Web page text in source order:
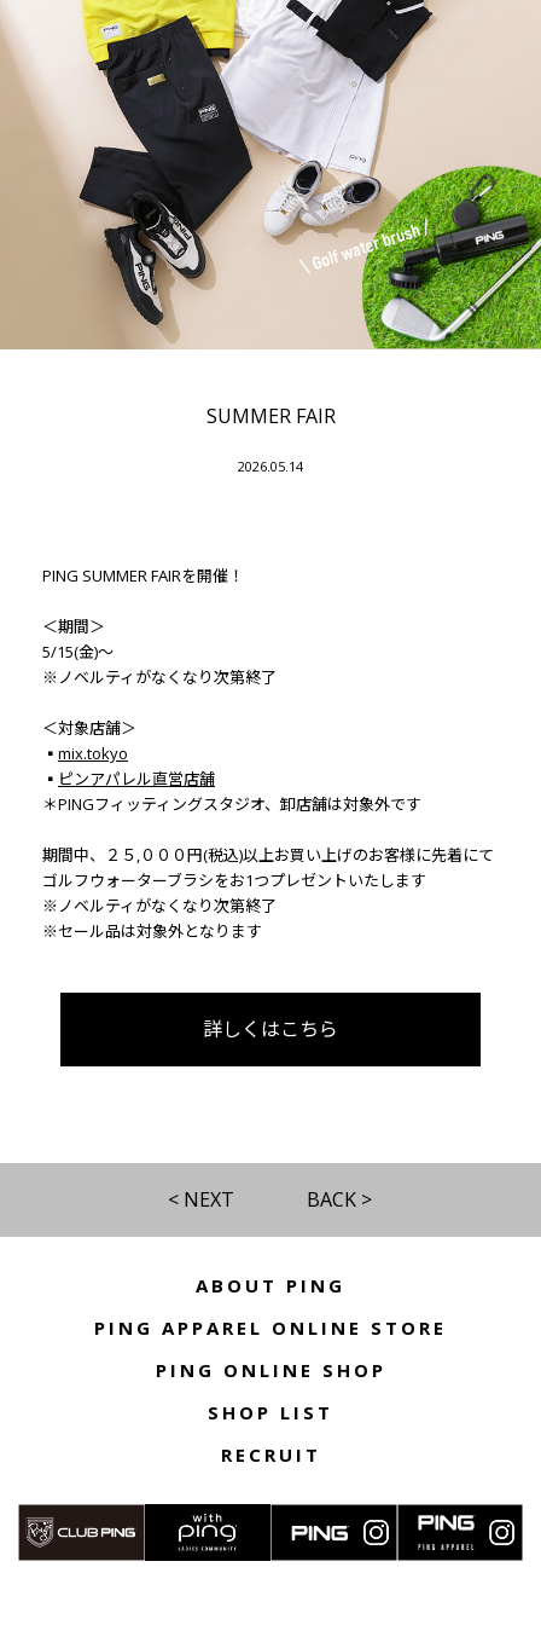
SUMMER FAIR
2026.05.14
PING SUMMER FAIRを開催！
＜期間＞
5/15(金)～
※ノベルティがなくなり次第終了
＜対象店舗＞
▪ mix.tokyo
▪ ピンアパレル直営店舗
＊PINGフィッティングスタジオ、卸店舗は対象外です
期間中、２５,０００円(税込)以上お買い上げのお客様に先着にて
ゴルフウォーターブラシをお1つプレゼントいたします
※ノベルティがなくなり次第終了
※セール品は対象外となります
詳しくはこちら
< NEXT BACK >
ABOUT PING
PING APPAREL ONLINE STORE
PING ONLINE SHOP
SHOP LIST
RECRUIT